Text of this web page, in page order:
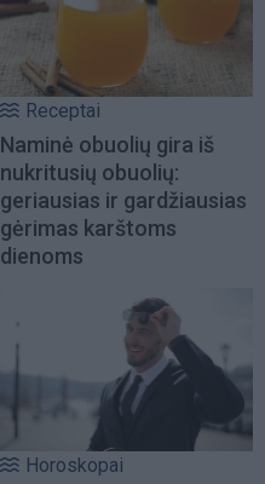
Receptai
Naminė obuolių gira iš
nukritusių obuolių:
geriausias ir gardžiausias
gėrimas karštoms
dienoms
Horoskopai